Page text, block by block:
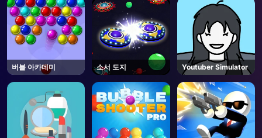
버블 아카데미 소서 도지 Youtuber Simulator